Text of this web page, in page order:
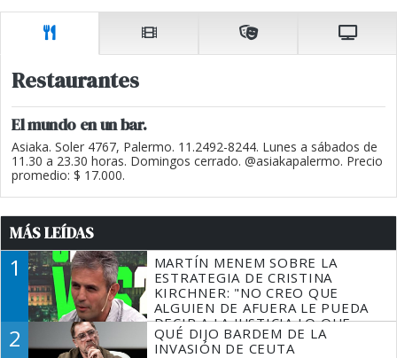
Restaurantes
El mundo en un bar.
Asiaka. Soler 4767, Palermo. 11.2492-8244. Lunes a sábados de
11.30 a 23.30 horas. Domingos cerrado. @asiakapalermo. Precio
promedio: $ 17.000.
MÁS LEÍDAS
1
MARTÍN MENEM SOBRE LA
ESTRATEGIA DE CRISTINA
KIRCHNER: "NO CREO QUE
ALGUIEN DE AFUERA LE PUEDA
DECIR A LA JUSTICIA LO QUE
TIENE QUE HACER"
2
QUÉ DIJO BARDEM DE LA
INVASIÓN DE CEUTA